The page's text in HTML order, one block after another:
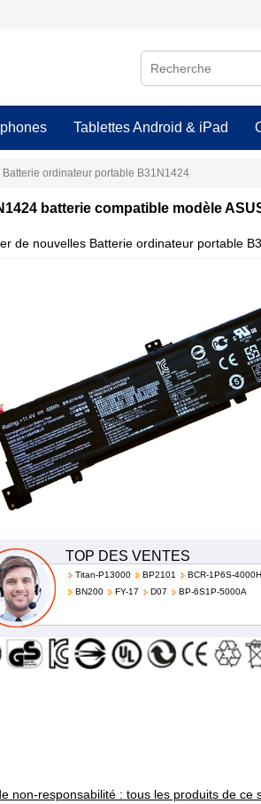
Tablettes Android & iPad
Batterie ordinateur portable B31N1424
batterie compatible modèle
de nouvelles Batterie ordinateur portable
TOP DES VENTES
Titan-P13000 BP2101 BCR-1P6S-
BN200
FY-17 D07 BP-6S1P-5000A
non-responsabilité : tous les produits de